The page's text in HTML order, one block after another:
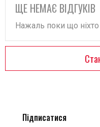
ЩЕ НЕМАЄ ВІДГУКІВ
Нажаль поки що ніхто
Підписатися